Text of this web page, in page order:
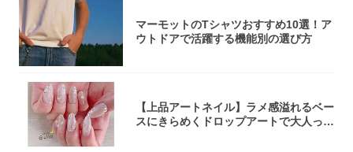
マーモットのTシャツおすすめ10選！ア
ウトドアで活躍する機能別の選び方
【上品アートネイル】ラメ感溢れるベー
スにきらめくドロップアートで大人っぽ